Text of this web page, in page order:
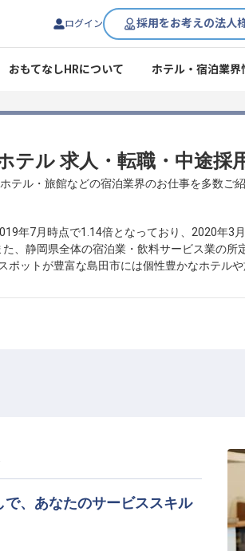
ログイン 採用をお考えの法人
おもてなしHRについて ホテル・宿泊業界
テル 求人・転職・中途採
テル・旅館などの宿泊業界のお仕事を多数ご
年7月時点で1.14倍となっており、2020年3
、静岡県全体の宿泊業・飲料サービス業の
ットが豊富な島田市には個性豊かなホテル
、あなたのサービススキル